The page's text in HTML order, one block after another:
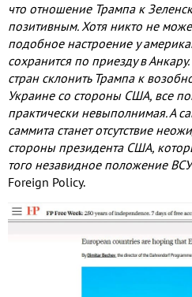
что отношение Трампа к
позитивным. Хотя никто не
подобное настроение у
сохранится по приезду в
стран склонить Трампа к
Украине со стороны США, все
практически невыполнимая. А
саммита станет отсутствие
стороны президента США,
того незавидное положение
Foreign Policy.